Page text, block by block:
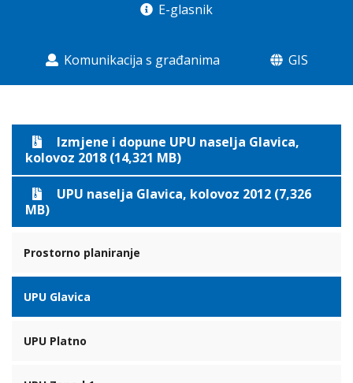
E-glasnik
Komunikacija s građanima GIS
Izmjene i dopune UPU naselja Glavica,
kolovoz 2018 (14,321 MB)
UPU naselja Glavica, kolovoz 2012 (7,326
MB)
Prostorno planiranje
UPU Glavica
UPU Platno